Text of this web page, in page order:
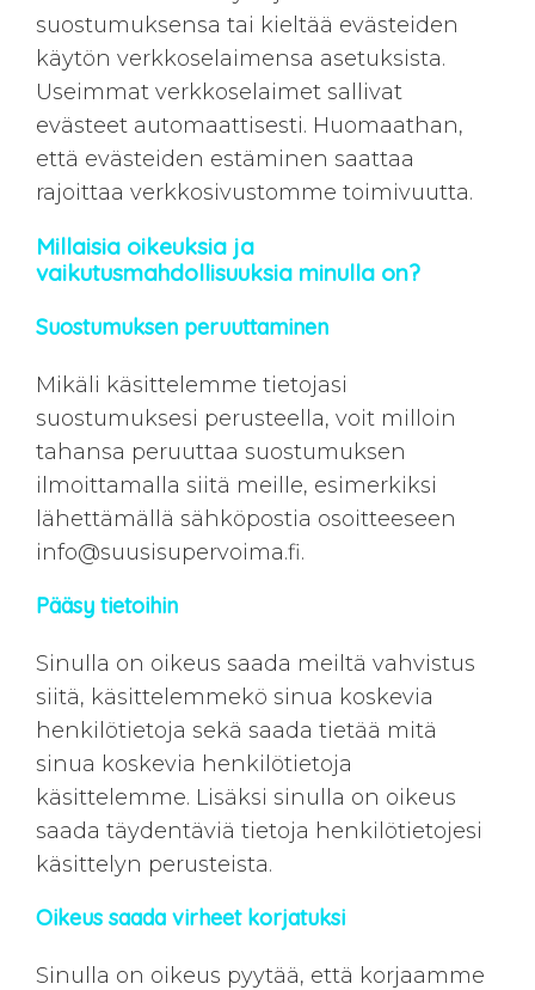
suostumuksensa tai kieltää evästeiden
käytön verkkoselaimensa asetuksista.
Useimmat verkkoselaimet sallivat
evästeet automaattisesti. Huomaathan,
että evästeiden estäminen saattaa
rajoittaa verkkosivustomme toimivuutta.
Millaisia oikeuksia ja
vaikutusmahdollisuuksia minulla on?
Suostumuksen peruuttaminen
Mikäli käsittelemme tietojasi
suostumuksesi perusteella, voit milloin
tahansa peruuttaa suostumuksen
ilmoittamalla siitä meille, esimerkiksi
lähettämällä sähköpostia osoitteeseen
info@suusisupervoima.fi.
Pääsy tietoihin
Sinulla on oikeus saada meiltä vahvistus
siitä, käsittelemmekö sinua koskevia
henkilötietoja sekä saada tietää mitä
sinua koskevia henkilötietoja
käsittelemme. Lisäksi sinulla on oikeus
saada täydentäviä tietoja henkilötietojesi
käsittelyn perusteista.
Oikeus saada virheet korjatuksi
Sinulla on oikeus pyytää, että korjaamme